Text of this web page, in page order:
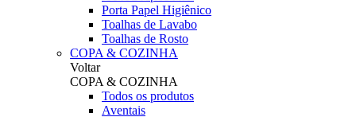
Porta Papel Higiênico
Toalhas de Lavabo
Toalhas de Rosto
COPA & COZINHA
Voltar
COPA & COZINHA
Todos os produtos
Aventais